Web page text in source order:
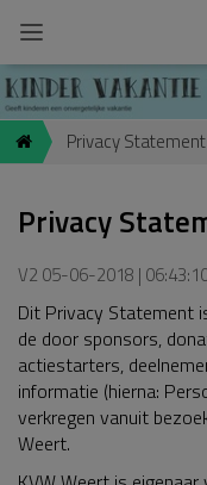
Privacy Statement
Privacy
V2 05-06-2018 |
Dit Privacy Statement
de door sponsors,
actiestarters,
informatie (hierna:
verkregen vanuit
Weert.